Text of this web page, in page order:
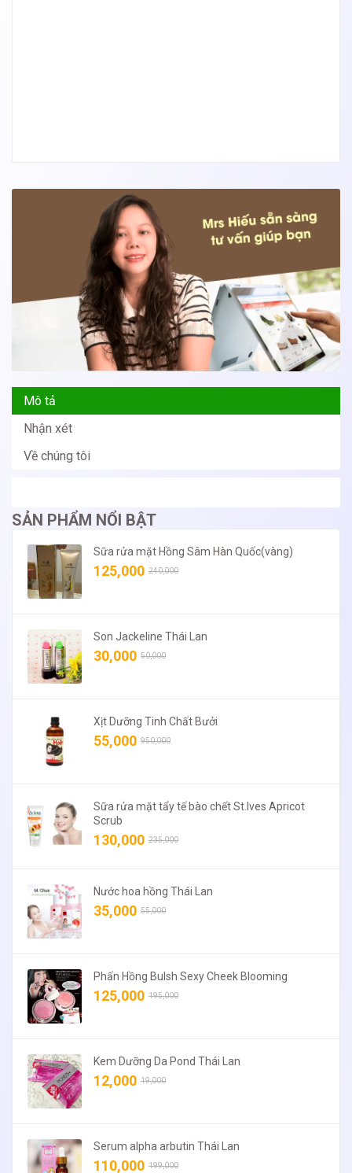
Mô tả
Nhận xét
Về chúng tôi
SẢN PHẨM NỔI BẬT
Sữa rửa mặt Hồng Sâm Hàn Quốc(vàng)
125,000 240,000
Son Jackeline Thái Lan
30,000 50,000
Xịt Dưỡng Tinh Chất Bưởi
55,000 950,000
Sữa rửa mặt tẩy tế bào chết St.Ives Apricot
Scrub
130,000 235,000
Nước hoa hồng Thái Lan
35,000 55,000
Phấn Hồng Bulsh Sexy Cheek Blooming
125,000 195,000
Kem Dưỡng Da Pond Thái Lan
12,000 19,000
Serum alpha arbutin Thái Lan
110,000 199,000